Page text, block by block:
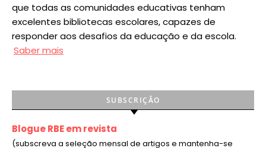
que todas as comunidades educativas tenham
excelentes bibliotecas escolares, capazes de
responder aos desafios da educação e da escola.
Saber mais
SUBSCRIÇÃO
Blogue RBE em revista
(subscreva a seleção mensal de artigos e mantenha-se